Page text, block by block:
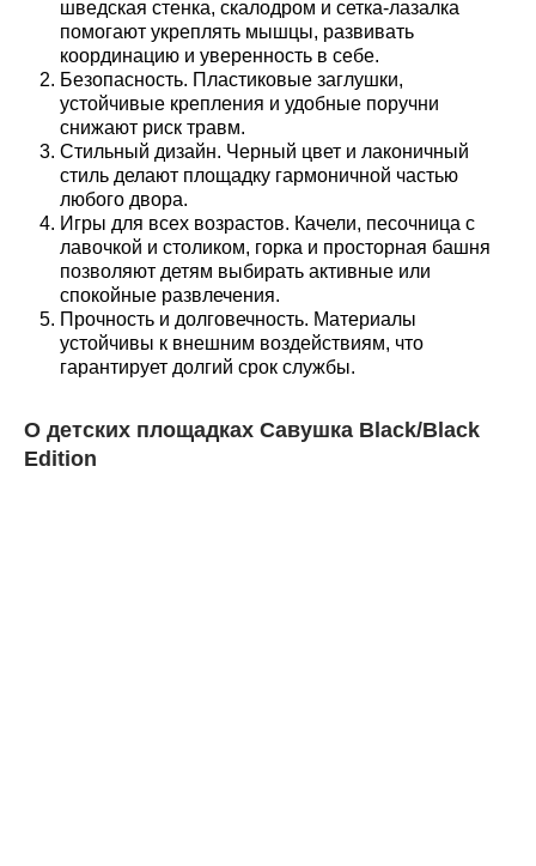
шведская стенка, скалодром и сетка-лазалка
помогают укреплять мышцы, развивать
координацию и уверенность в себе.
Безопасность. Пластиковые заглушки,
устойчивые крепления и удобные поручни
снижают риск травм.
Стильный дизайн. Черный цвет и лаконичный
стиль делают площадку гармоничной частью
любого двора.
Игры для всех возрастов. Качели, песочница с
лавочкой и столиком, горка и просторная башня
позволяют детям выбирать активные или
спокойные развлечения.
Прочность и долговечность. Материалы
устойчивы к внешним воздействиям, что
гарантирует долгий срок службы.
О детских площадках Савушка Black/Black
Edition